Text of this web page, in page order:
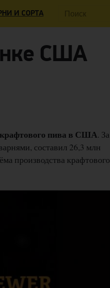
Поиск:
И СОРТА
США
крафтового пива в США. За
составил 26,3 млн
производства крафтового